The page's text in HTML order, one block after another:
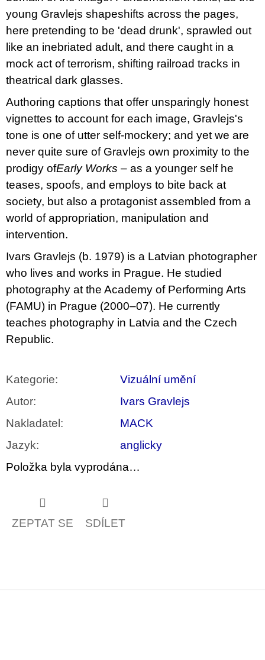
young Gravlejs shapeshifts across the pages,
here pretending to be 'dead drunk', sprawled out
like an inebriated adult, and there caught in a
mock act of terrorism, shifting railroad tracks in
theatrical dark glasses.
Authoring captions that offer unsparingly honest
vignettes to account for each image, Gravlejs's
tone is one of utter self-mockery; and yet we are
never quite sure of Gravlejs own proximity to the
prodigy ofEarly Works – as a younger self he
teases, spoofs, and employs to bite back at
society, but also a protagonist assembled from a
world of appropriation, manipulation and
intervention.
Ivars Gravlejs (b. 1979) is a Latvian photographer
who lives and works in Prague. He studied
photography at the Academy of Performing Arts
(FAMU) in Prague (2000–07). He currently
teaches photography in Latvia and the Czech
Republic.
Kategorie:
Vizuální umění
Autor:
Ivars Gravlejs
Nakladatel :
MACK
Jazyk:
anglicky
Položka byla vyprodána…
ZEPTAT SE SDÍLET